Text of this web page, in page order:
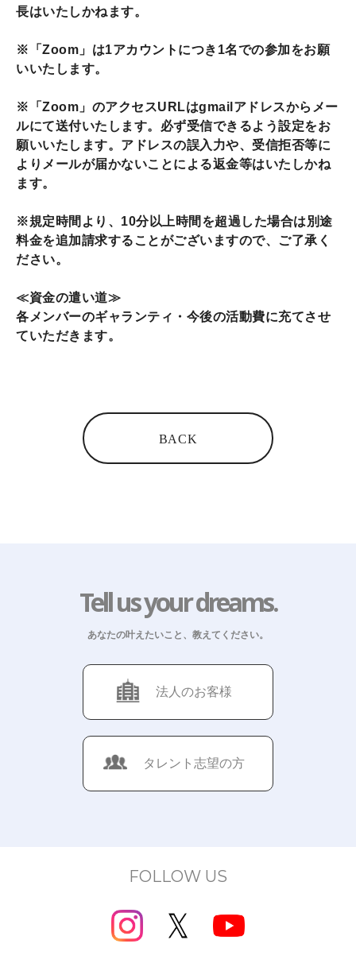
長はいたしかねます。
※「Zoom」は1アカウントにつき1名での参加をお願
いいたします。
※「Zoom」のアクセスURLはgmailアドレスからメー
ルにて送付いたします。必ず受信できるよう設定をお
願いいたします。アドレスの誤入力や、受信拒否等に
よりメールが届かないことによる返金等はいたしかね
ます。
※規定時間より、10分以上時間を超過した場合は別途
料金を追加請求することがございますので、ご了承く
ださい。
≪資金の遣い道≫
各メンバーのギャランティ・今後の活動費に充てさせ
ていただきます。
BACK
Tell us your dreams.
あなたの叶えたいこと、教えてください。
法人のお客様
タレント志望の方
FOLLOW US